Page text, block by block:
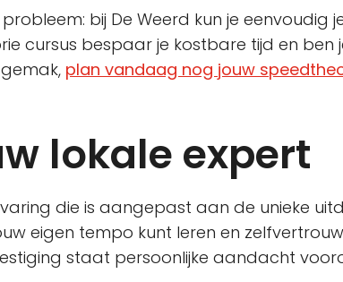
bij De Weerd kun je eenvoudig
cursus bespaar je kostbare tijd en ben
plan vandaag nog jouw
lokale expert
die is aangepast aan de unieke
eigen tempo kunt leren en
staat persoonlijke aandacht